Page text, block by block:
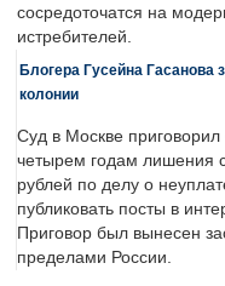
сосредоточатся на
истребителей.
Блогера Гусейна Гасанова
колонии
Суд в Москве приговорил
четырем годам лишения
рублей по делу о
публиковать посты в
Приговор был вынесен
пределами России.